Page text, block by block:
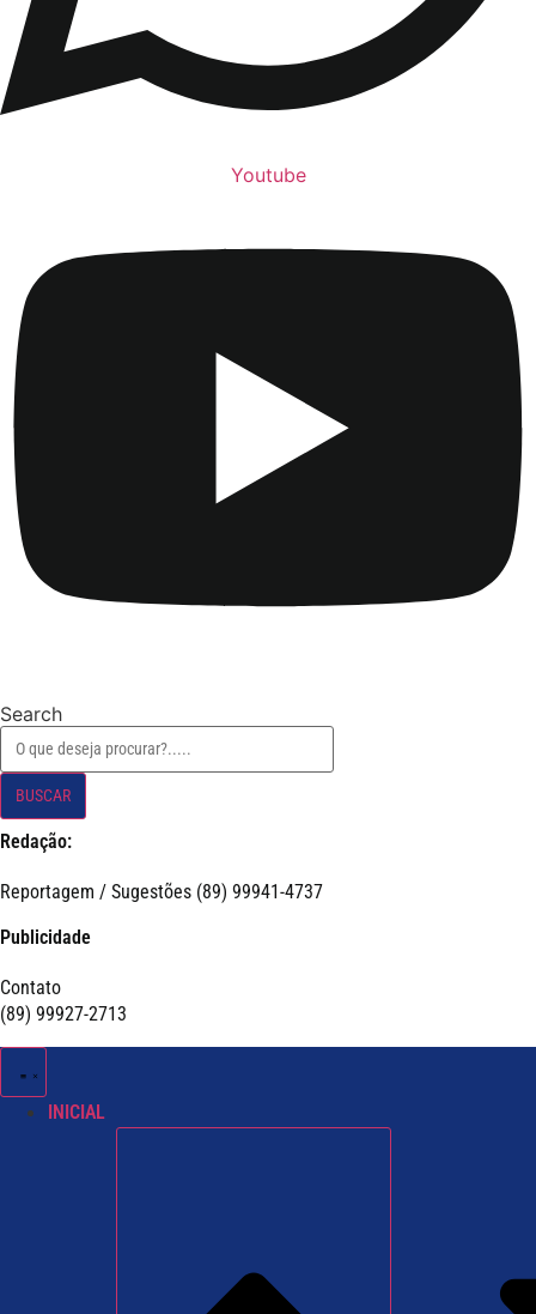
Youtube
Search
BUSCAR
Redação:
Reportagem / Sugestões (89) 99941-4737
Publicidade
Contato
(89) 99927-2713
INICIAL